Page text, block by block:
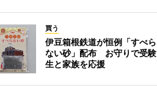
買う
伊豆箱根鉄道が恒例「すべら
ない砂」配布 お守りで受験
生と家族を応援